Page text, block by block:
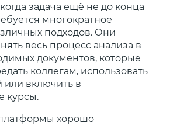
задача ещё не до конца
многократное
подходов. Они
весь процесс анализа в
документов, которые
коллегам, использовать
или включить в
курсы.
хорошо